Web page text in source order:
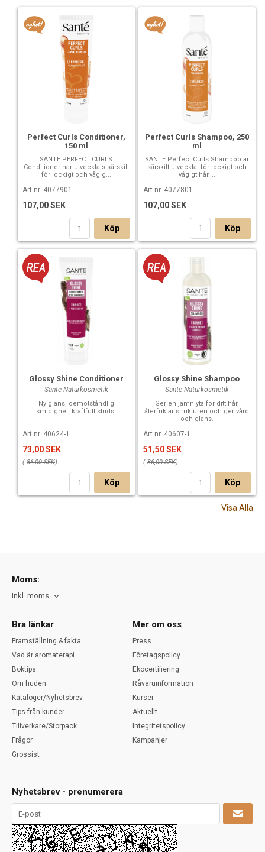
Perfect Curls Conditioner,
150 ml
SANTE PERFECT CURLS
Conditioner har utvecklats särskilt
för lockigt och vågig...
Art nr. 4077901
107,00 SEK
Köp
Perfect Curls Shampoo, 250
ml
SANTE Perfect Curls Shampoo är
särskilt utvecklat för lockigt och
vågigt hår....
Art nr. 4077801
107,00 SEK
Köp
Glossy Shine Conditioner
Sante Naturkosmetik
Ny glans, oemotståndlig
smidighet, kraftfull studs.
Art nr. 40624-1
73,00 SEK
( 86,00 SEK)
Köp
Glossy Shine Shampoo
Sante Naturkosmetik
Ger en jämn yta för ditt hår,
återfuktar strukturen och ger vård
och glans.
Art nr. 40607-1
51,50 SEK
( 86,00 SEK)
Köp
Visa Alla
Moms:
Inkl. moms
Bra länkar
Framställning & fakta
Vad är aromaterapi
Boktips
Om huden
Kataloger/Nyhetsbrev
Tips från kunder
Tillverkare/Storpack
Frågor
Grossist
Mer om oss
Press
Företagspolicy
Ekocertifiering
Råvaruinformation
Kurser
Aktuellt
Integritetspolicy
Kampanjer
Nyhetsbrev - prenumerera